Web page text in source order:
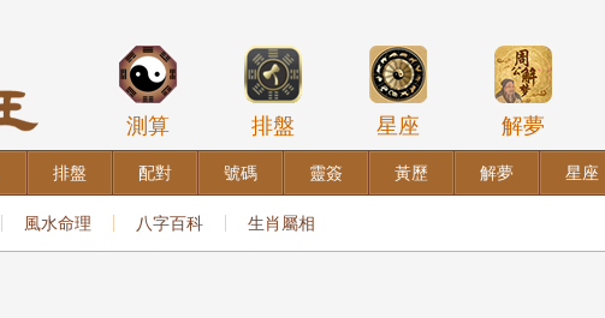
測算 排盤 星座 解夢
排盤 配對 號碼 靈簽 黃歷 解夢 星座
風水命理 八字百科 生肖屬相